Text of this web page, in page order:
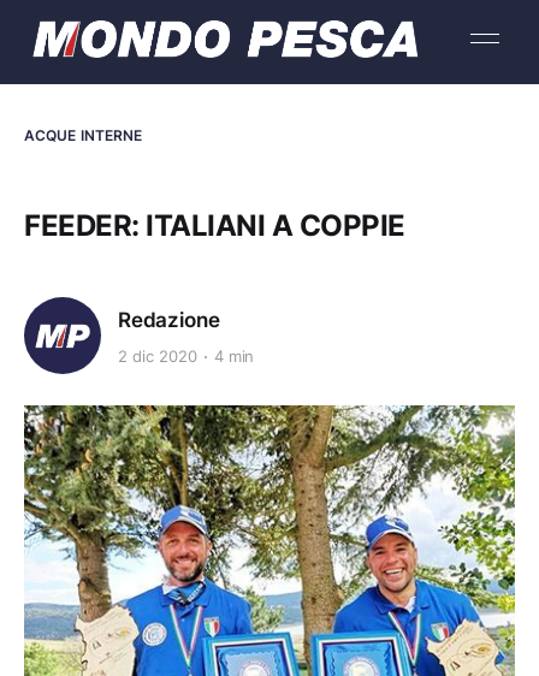
ACQUE INTERNE
FEEDER: ITALIANI A COPPIE
Redazione
2 dic 2020 4 min